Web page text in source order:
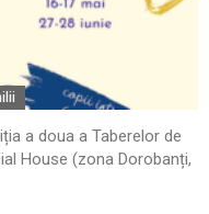
a doua a Taberelor de
House (zona Dorobanți,